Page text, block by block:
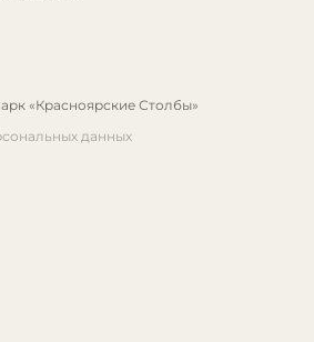
«Красноярские Столбы»
данных